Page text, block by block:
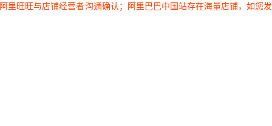
旺旺与店铺经营者沟通确认；阿里巴巴中国站存在海量店铺，如您